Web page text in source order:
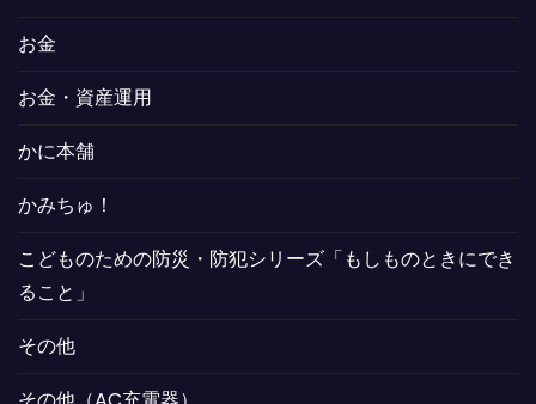
お金
お金・資産運用
かに本舗
かみちゅ！
こどものための防災・防犯シリーズ「もしものときにでき
ること」
その他